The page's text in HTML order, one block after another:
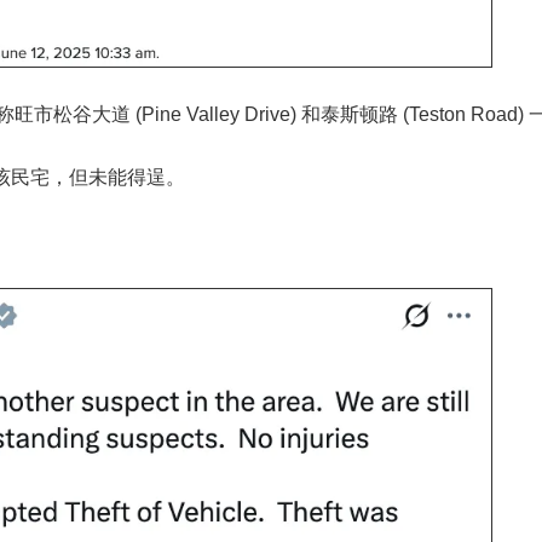
市松谷大道 (Pine Valley Drive) 和泰斯顿路 (Teston Road)
宅，但未能得逞。